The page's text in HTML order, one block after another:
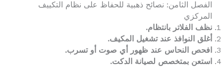
الفصل الثامن: نصائح ذهبية للحفاظ على نظام التكييف
المركزي
نظف الفلاتر بانتظام.
أغلق النوافذ عند تشغيل المكيف.
افحص النحاس عند ظهور أي صوت أو تسرب.
استعن بمتخصص لصيانة الدكت.